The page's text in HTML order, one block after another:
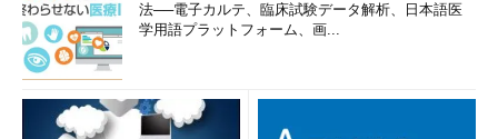
法──電子カルテ、臨床試験データ解析、日本語医
学用語プラットフォーム、画...